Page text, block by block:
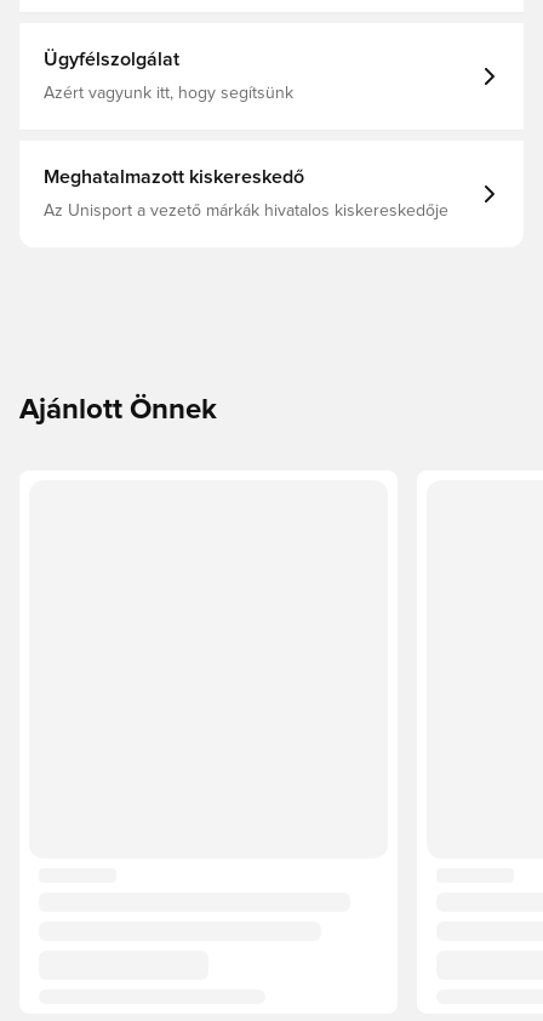
Ügyfélszolgálat
Azért vagyunk itt, hogy segítsünk
Meghatalmazott kiskereskedő
Az Unisport a vezető márkák hivatalos kiskereskedője
Ajánlott Önnek